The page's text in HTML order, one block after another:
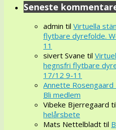
Seneste
admin til Virtuella
flytbare dyrefolde.
11
sivert Svane til
hegnsfri flytbare
17/12 9-11
Annette Rosengaard
Bli medlem
Vibeke Bjerregaard til
helårsbete
Mats Nettelbladt til